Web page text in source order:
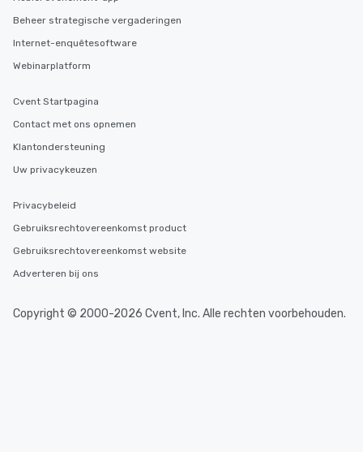
Beheer strategische vergaderingen
Internet-enquêtesoftware
Webinarplatform
Cvent Startpagina
Contact met ons opnemen
Klantondersteuning
Uw privacykeuzen
Privacybeleid
Gebruiksrechtovereenkomst product
Gebruiksrechtovereenkomst website
Adverteren bij ons
Copyright © 2000-2026 Cvent, Inc. Alle rechten voorbehouden.